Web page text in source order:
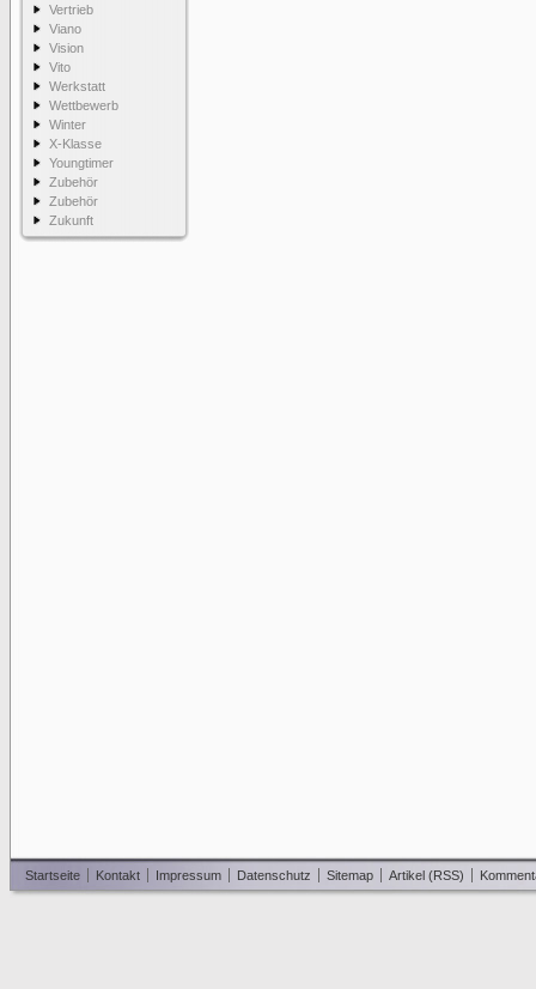
Vertrieb
Viano
Vision
Vito
Werkstatt
Wettbewerb
Winter
X-Klasse
Youngtimer
Zubehör
Zubehör
Zukunft
Startseite Kontakt Impressum Datenschutz Sitemap Artikel (RSS)